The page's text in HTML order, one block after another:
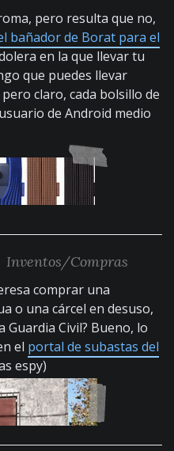
pero resulta que no,
bañador de Borat para el
en la que llevar tu
que puedes llevar
claro, cada bolsillo de
de Android medio
Inventos/Compras
comprar una
o una cárcel en desuso,
Guardia Civil? Bueno, lo
el portal de subastas del
espy)